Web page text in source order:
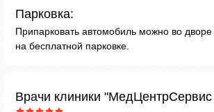
Парковка:
Припарковать автомобиль можно во дворе
на бесплатной парковке.
Врачи клиники